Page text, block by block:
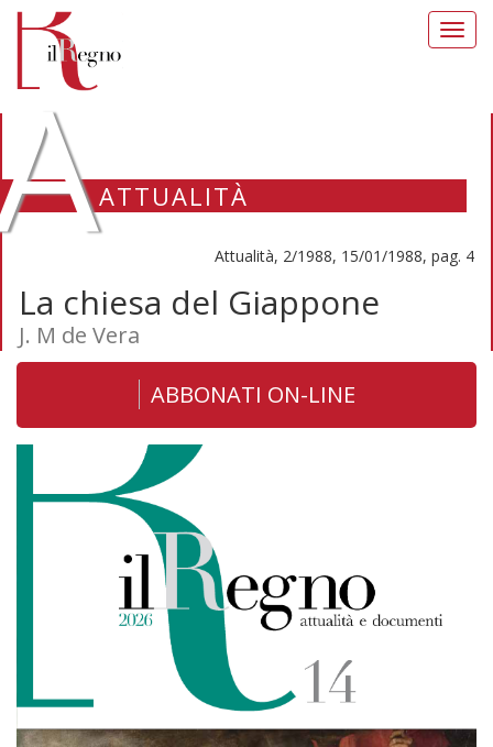
ATTUALITÀ
Attualità, 2/1988, 15/01/1988, pag. 4
La chiesa del Giappone
J. M de Vera
ABBONATI ON-LINE